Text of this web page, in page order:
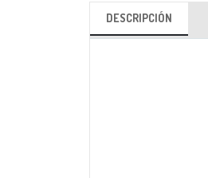
DESCRIPCIÓN